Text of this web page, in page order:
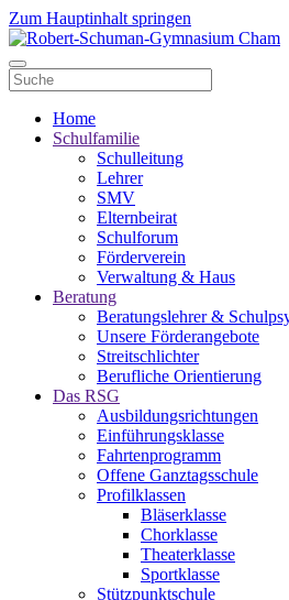
Zum Hauptinhalt springen
Home
Schulfamilie
Schulleitung
Lehrer
SMV
Elternbeirat
Schulforum
Förderverein
Verwaltung & Haus
Beratung
Beratungslehrer &
Unsere Förderangebote
Streitschlichter
Berufliche Orientierung
Das RSG
Ausbildungsrichtungen
Einführungsklasse
Fahrtenprogramm
Offene Ganztagsschule
Profilklassen
Bläserklasse
Chorklasse
Theaterklasse
Sportklasse
Stützpunktschule